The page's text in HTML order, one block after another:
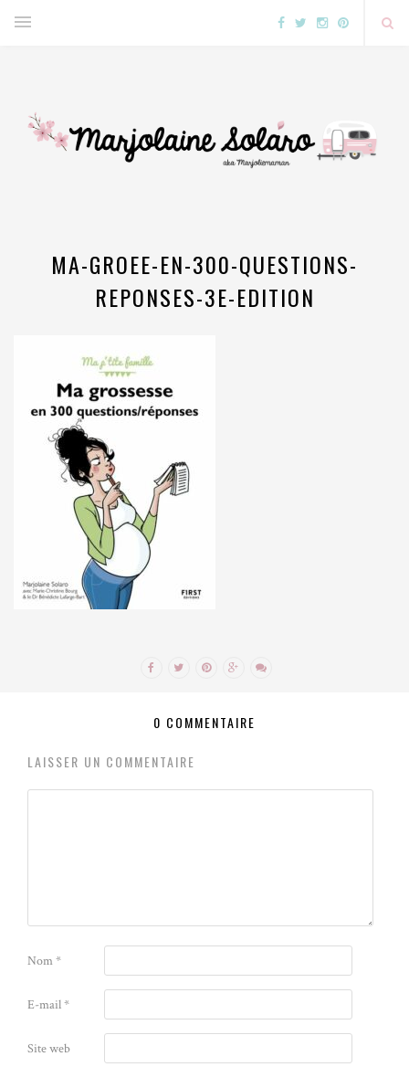
MA-GROEE-EN-300-QUESTIONS-
REPONSES-3E-EDITION
0 COMMENTAIRE
LAISSER UN COMMENTAIRE
Nom*
E-mail*
Site web